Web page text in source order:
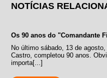
NOTÍCIAS
Os 90 anos do "Comandante
No último sábado, 13 de
Castro, completou 90 anos.
importa[...]